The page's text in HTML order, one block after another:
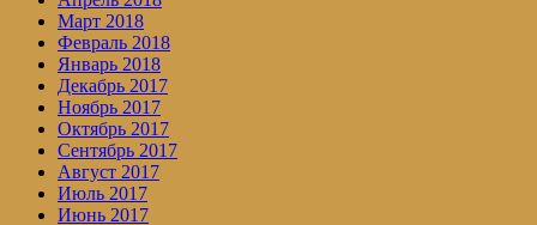
Март 2018
Февраль 2018
Январь 2018
Декабрь 2017
Ноябрь 2017
Октябрь 2017
Сентябрь 2017
Август 2017
Июль 2017
Июнь 2017